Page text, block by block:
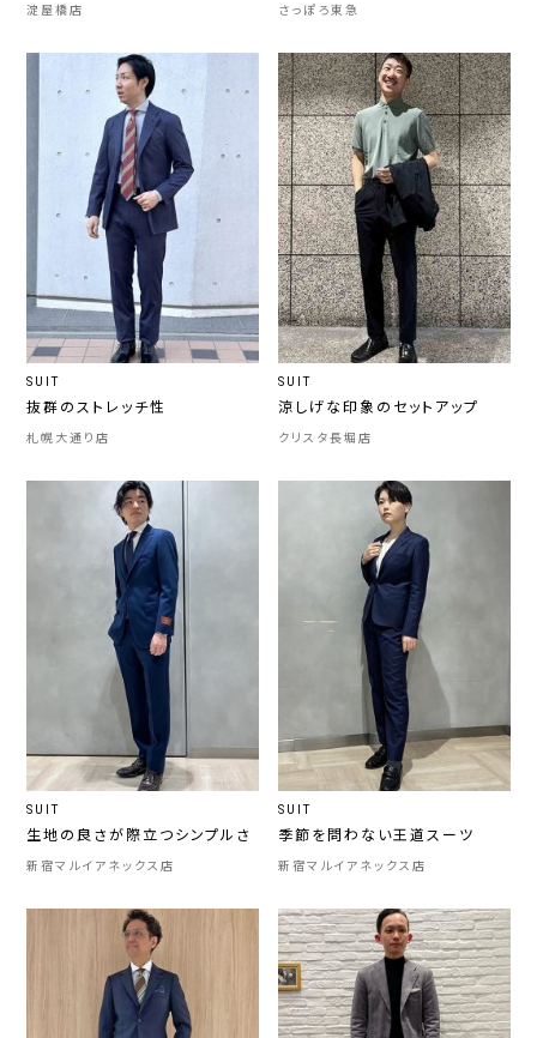
淀屋橋店 さっぽろ東急
SUIT
抜群のストレッチ性
札幌大通り店
SUIT
涼しげな印象のセットアップ
クリスタ長堀店
SUIT
生地の良さが際立つシンプルさ
新宿マルイアネックス店
SUIT
季節を問わない王道スーツ
新宿マルイアネックス店